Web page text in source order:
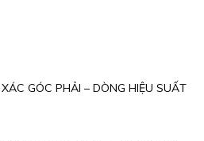
GÓC PHẢI – DÒNG HIỆU SUẤT